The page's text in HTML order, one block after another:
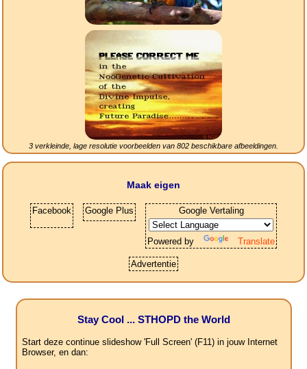
3 verkleinde, lage resolutie voorbeelden van 802 beschikbare afbeeldingen.
Maak eigen
Facebook Google Plus Google Vertaling
Powered by Translate
Advertentie
Stay Cool ... STHOPD the World
Start deze continue slideshow 'Full Screen' (F11) in jouw Internet
Browser, en dan: